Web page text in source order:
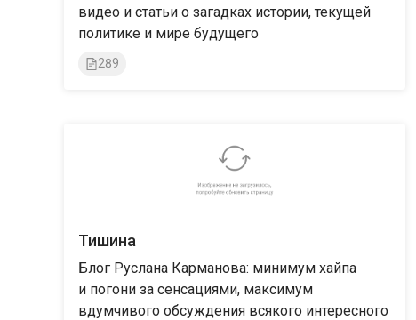
видео и статьи о загадках истории, текущей
политике и мире будущего
289
Тишина
Блог Руслана Карманова: минимум хайпа
и погони за сенсациями, максимум
вдумчивого обсуждения всякого интересного